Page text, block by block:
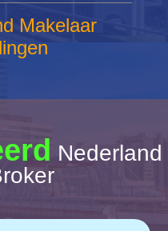
Makelaar
Nederland